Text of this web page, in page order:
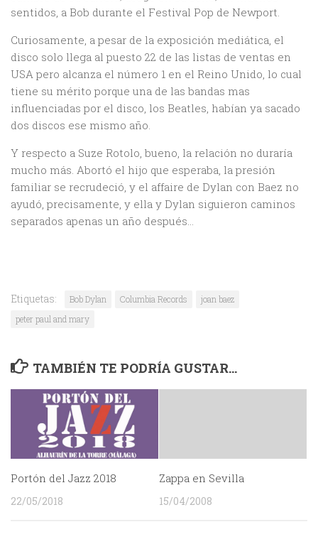
sentidos, a Bob durante el Festival Pop de Newport.
Curiosamente, a pesar de la exposición mediática, el
disco solo llega al puesto 22 de las listas de ventas en
USA pero alcanza el número 1 en el Reino Unido, lo cual
tiene su mérito porque una de las bandas mas
influenciadas por el disco, los Beatles, habían ya sacado
dos discos ese mismo año.
Y respecto a Suze Rotolo, bueno, la relación no duraría
mucho más. Abortó el hijo que esperaba, la presión
familiar se recrudeció, y el affaire de Dylan con Baez no
ayudó, precisamente, y ella y Dylan siguieron caminos
separados apenas un año después…
Etiquetas: Bob Dylan Columbia Records
joan baez
peter paul and mary
TAMBIÉN TE PODRÍA GUSTAR...
Portón del Jazz 2018
22/05/2018
Zappa en Sevilla
15/04/2008